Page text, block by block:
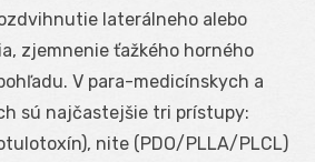
laterálneho alebo
zjemnenie ťažkého horného
V para-medicínskych a
sú najčastejšie tri prístupy:
nite (PDO/PLLA/PLCL)